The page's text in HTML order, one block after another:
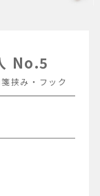
No.5
挟み・フック